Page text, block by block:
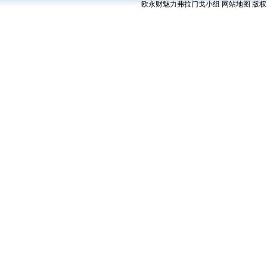
欧永财魅力弗拉门戈小组 网站地图 版